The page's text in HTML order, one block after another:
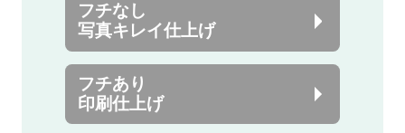
フチなし
写真キレイ仕上げ
フチあり
印刷仕上げ